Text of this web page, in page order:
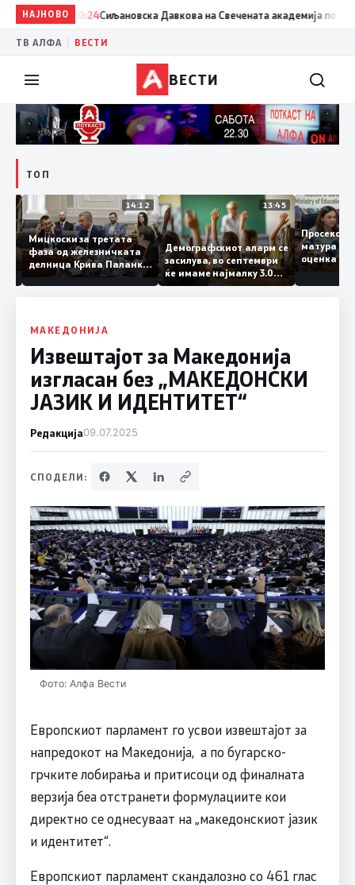
НАЈНОВО
20:24 Сиљановска Давкова на Свечената академија по повод
ТВ АЛФА ВЕСТИ
ВЕСТИ
ТОП
15:20
Во
14:12
Мицкоски за третата
фаза од железничката
делница Крива Паланка
– Деве Баир: Проектот
нема да заврши на
целина
13:45
Демографскиот аларм се
засилува, во септември
ќе имаме најмалку 3.000
првачиња помалку
матура
оценка
МАКЕДОНИЈА
Извештајот за Македонија
изгласан без „МАКЕДОНСКИ
ЈАЗИК И ИДЕНТИТЕТ“
Редакција09.07.2025
СПОДЕЛИ:
Фото: Алфа Вести
Европскиот парламент го усвои извештајот за
напредокот на Македонија, а по бугарско-
грчките лобирања и притисоци од финалната
верзија беа отстранети формулациите кои
директно се однесуваат на „македонскиот јазик
и идентитет“.
Европскиот парламент скандалозно со 461 глас